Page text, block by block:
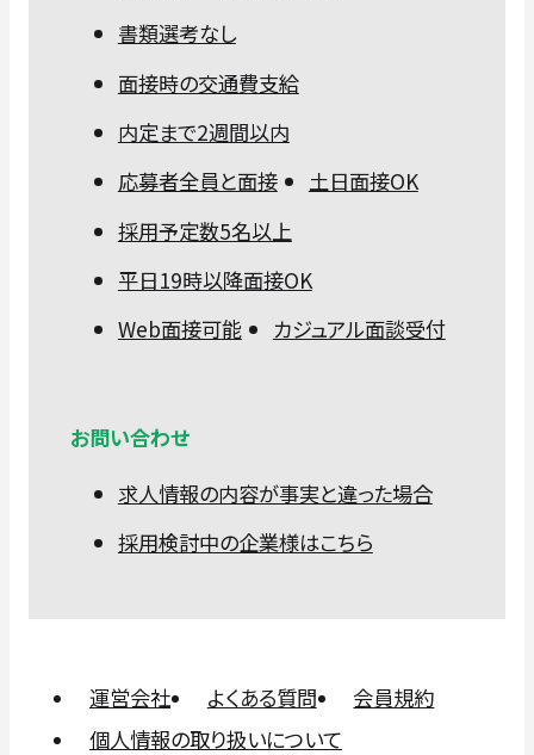
書類選考なし
面接時の交通費支給
内定まで2週間以内
応募者全員と面接
土日面接OK
採用予定数5名以上
平日19時以降面接OK
Web面接可能
カジュアル面談受付
お問い合わせ
求人情報の内容が事実と違った場合
採用検討中の企業様はこちら
運営会社 よくある質問
会員規約
個人情報の取り扱いについて